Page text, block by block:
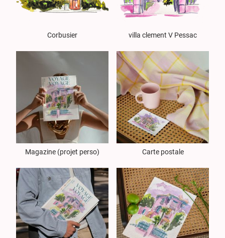
Corbusier villa clement V Pessac
Magazine (projet perso) Carte postale